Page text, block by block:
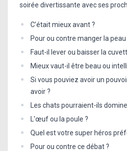
soirée divertissante avec ses
C’était mieux avant ?
Pour ou contre manger la
Faut-il lever ou baisser la
Mieux vaut-il être beau ou
Si vous pouviez avoir un
avoir ?
Les chats pourraient-ils
L'œuf ou la poule ?
Quel est votre super héros
Pour ou contre ce débat ?